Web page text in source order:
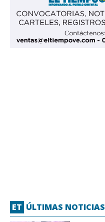
ET ÚLTIMAS NOTICIAS